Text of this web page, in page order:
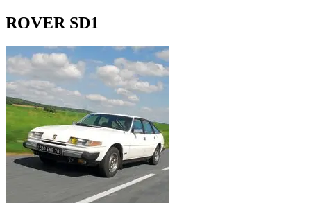
ROVER SD1